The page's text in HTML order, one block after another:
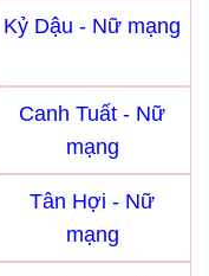
Kỷ Dậu - Nữ mạng
Canh Tuất - Nữ
mạng
Tân Hợi - Nữ
mạng